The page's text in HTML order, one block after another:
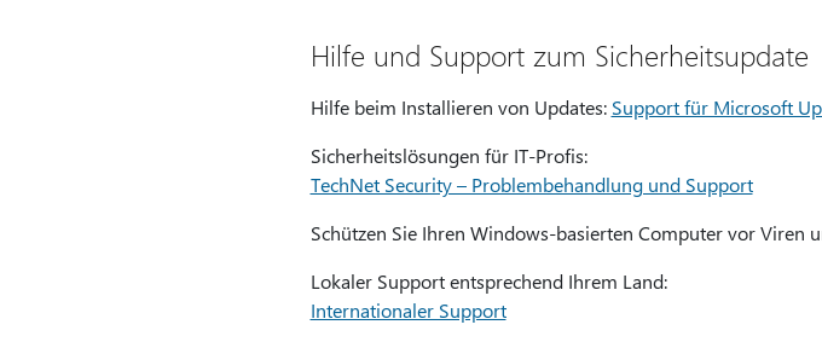
Hilfe und Support zum Sicherheitsupdate
Hilfe beim Installieren von Updates: Support für Microsoft
Sicherheitslösungen für IT-Profis:
TechNet Security – Problembehandlung und Support
Schützen Sie Ihren Windows-basierten Computer vor Viren
Lokaler Support entsprechend Ihrem Land:
Internationaler Support